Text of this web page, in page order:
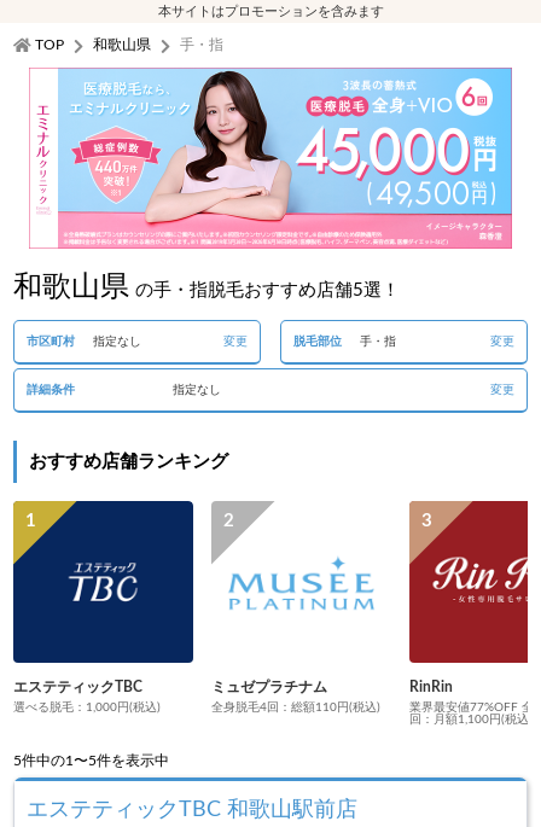
本サイトはプロモーションを含みます
TOP 和歌山県 手・指
和歌山県 の手・指脱毛おすすめ店舗5選！
市区町村 指定なし 変更 脱毛部位 手・指 変更
詳細条件 指定なし 変更
おすすめ店舗ランキング
エステティックTBC
選べる脱毛：1,000円(税込)
ミュゼプラチナム
全身脱毛4回：総額110円(税込)
RinRin
業界最安値77%OFF 全
回：月額1,100円(税込)
5件中の1〜5件を表示中
エステティックTBC 和歌山駅前店